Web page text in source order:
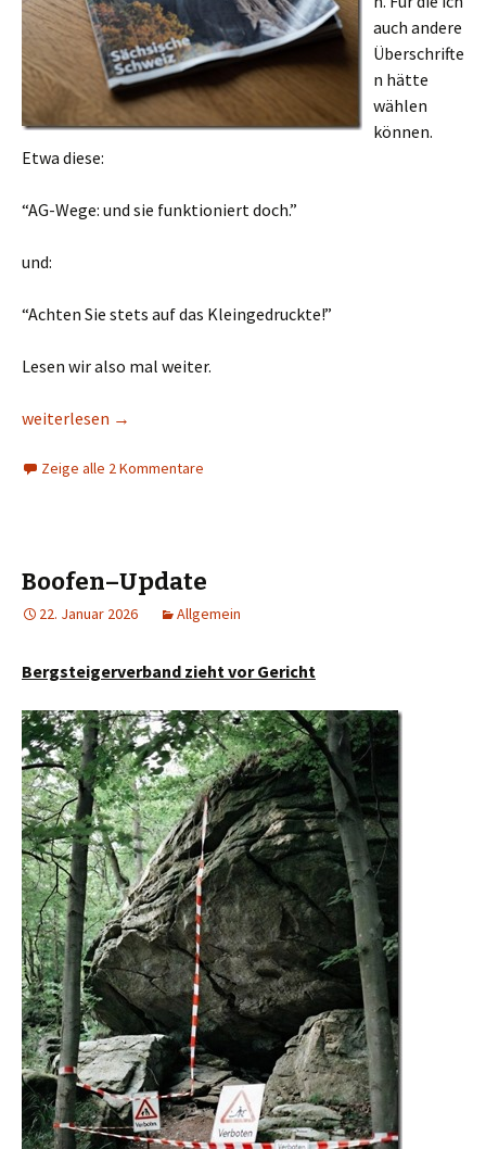
auch andere
Überschrifte
n hätte
wählen
können.
Etwa diese:
“AG-Wege: und sie funktioniert doch.”
und:
“Achten Sie stets auf das Kleingedruckte!”
Lesen wir also mal weiter.
Weg weg? Und wieder da?
weiterlesen →
Zeige alle 2 Kommentare
Boofen–Update
22. Januar 2026 Allgemein
Bergsteigerverband zieht vor Gericht